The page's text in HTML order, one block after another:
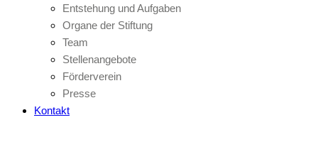
Entstehung und Aufgaben
Organe der Stiftung
Team
Stellenangebote
Förderverein
Presse
Kontakt